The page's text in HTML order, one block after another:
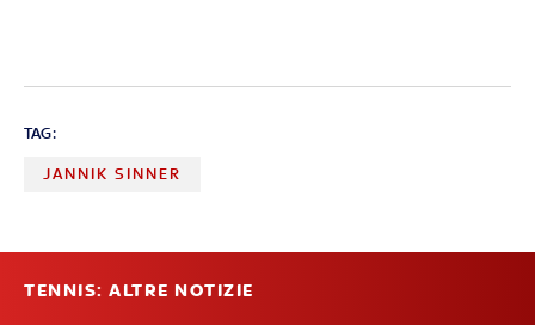
TAG:
JANNIK SINNER
TENNIS: ALTRE NOTIZIE